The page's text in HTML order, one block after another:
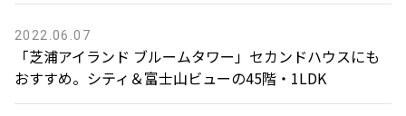
2022.06.07
「芝浦アイランド ブルームタワー」セカンドハウスにも
おすすめ。シティ＆富士山ビューの45階・1LDK